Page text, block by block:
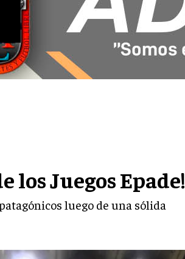
los Juegos Epade!
luego de una sólida